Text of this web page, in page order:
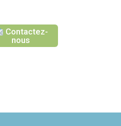
Contactez-
nous